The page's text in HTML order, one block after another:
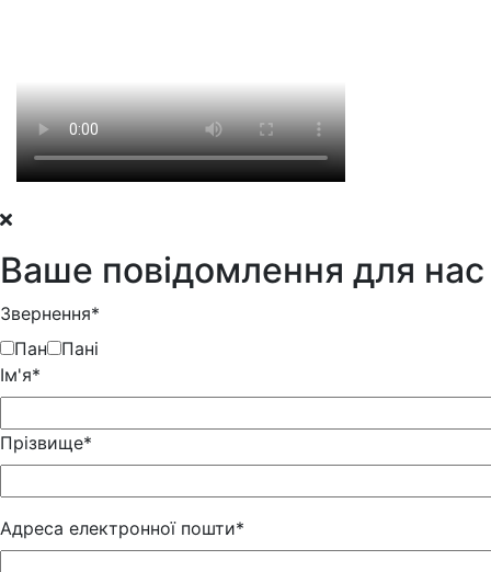
Ваше повідомлення для нас
Звернення*
Пан
Пані
Iм'я*
Прізвище*
Адреса електронної пошти*